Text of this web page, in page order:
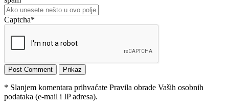
Captcha*
* Slanjem komentara prihvaćate Pravila obrade Vaših osobnih
podataka (e-mail i IP adresa).